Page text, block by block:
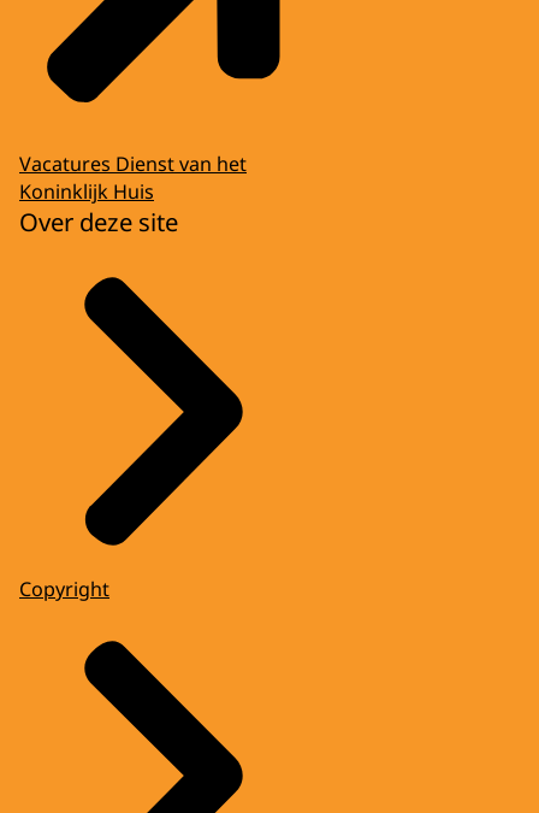
Vacatures Dienst van het
Koninklijk Huis
Over deze site
Copyright